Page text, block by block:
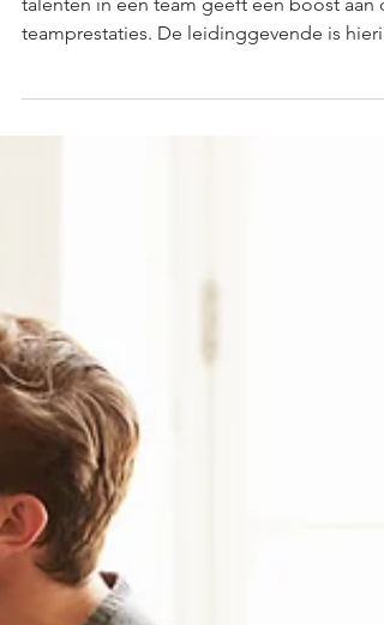
Het herkennen en optimaal inzetten van
talenten in een team geeft een boost aan